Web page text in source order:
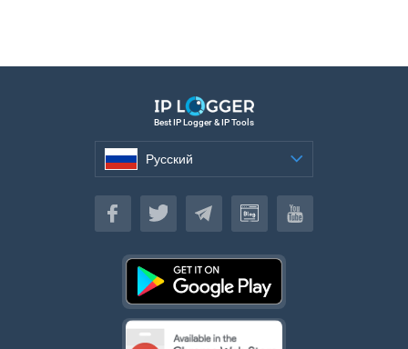
Best IP Logger & IP Tools
Русский
Русский